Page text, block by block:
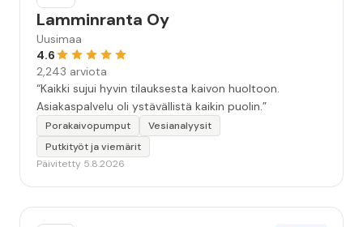
Lamminranta Oy
Uusimaa
4.6
2,243 arviota
“Kaikki sujui hyvin tilauksesta kaivon huoltoon.
Asiakaspalvelu oli ystävällistä kaikin puolin.”
Porakaivopumput
Vesianalyysit
Putkityöt ja viemärit
Päivitetty 5.8.2026